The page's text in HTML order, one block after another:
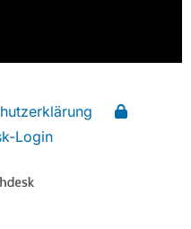
Login